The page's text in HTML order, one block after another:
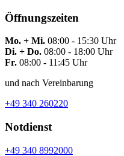
Öffnungszeiten
Mo. + Mi. 08:00 - 15:30 Uhr
Di. + Do. 08:00 - 18:00 Uhr
Fr. 08:00 - 11:45 Uhr
und nach Vereinbarung
+49 340 260220
Notdienst
+49 340 8992000